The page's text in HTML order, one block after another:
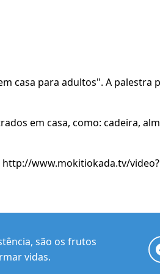
casa para adultos". A palestra
em casa, como: cadeira,
www.mokitiokada.tv/video?
são os frutos
vidas.